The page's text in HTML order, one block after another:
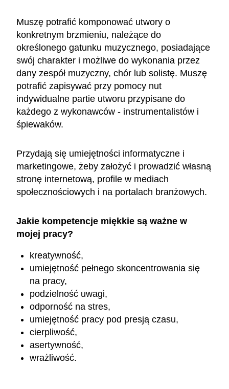
Muszę potrafić komponować utwory o
konkretnym brzmieniu, należące do
określonego gatunku muzycznego, posiadające
swój charakter i możliwe do wykonania przez
dany zespół muzyczny, chór lub solistę. Muszę
potrafić zapisywać przy pomocy nut
indywidualne partie utworu przypisane do
każdego z wykonawców - instrumentalistów i
śpiewaków.
Przydają się umiejętności informatyczne i
marketingowe, żeby założyć i prowadzić własną
stronę internetową, profile w mediach
społecznościowych i na portalach branżowych.
Jakie kompetencje miękkie są ważne w
mojej pracy?
kreatywność,
umiejętność pełnego skoncentrowania się
na pracy,
podzielność uwagi,
odporność na stres,
umiejętność pracy pod presją czasu,
cierpliwość,
asertywność,
wrażliwość.